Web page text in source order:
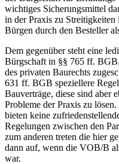
wichtiges Sicherungsmittel
in der Praxis zu Streitigkeiten
Bürgen durch den Besteller
Dem gegenüber steht eine
Bürgschaft in §§ 765 ff.
des privaten Baurechts
631 ff. BGB speziellere
Bauverträge, diese sind aber
Probleme der Praxis zu
bieten keine
Regelungen zwischen den
zum anderen treten die hier
dann auf, wenn die VOB/B
war.